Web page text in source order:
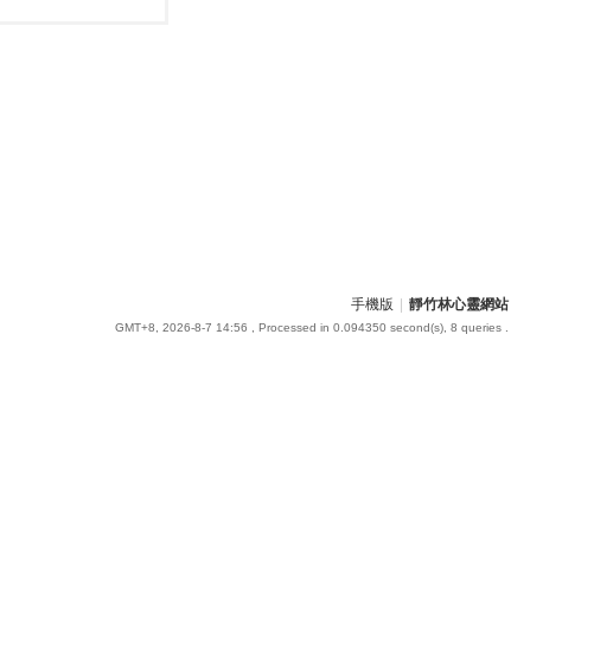
手機版 靜竹林心靈網站
GMT+8, 2026-8-7 14:56 , Processed in 0.094350 second(s), 8 queries .